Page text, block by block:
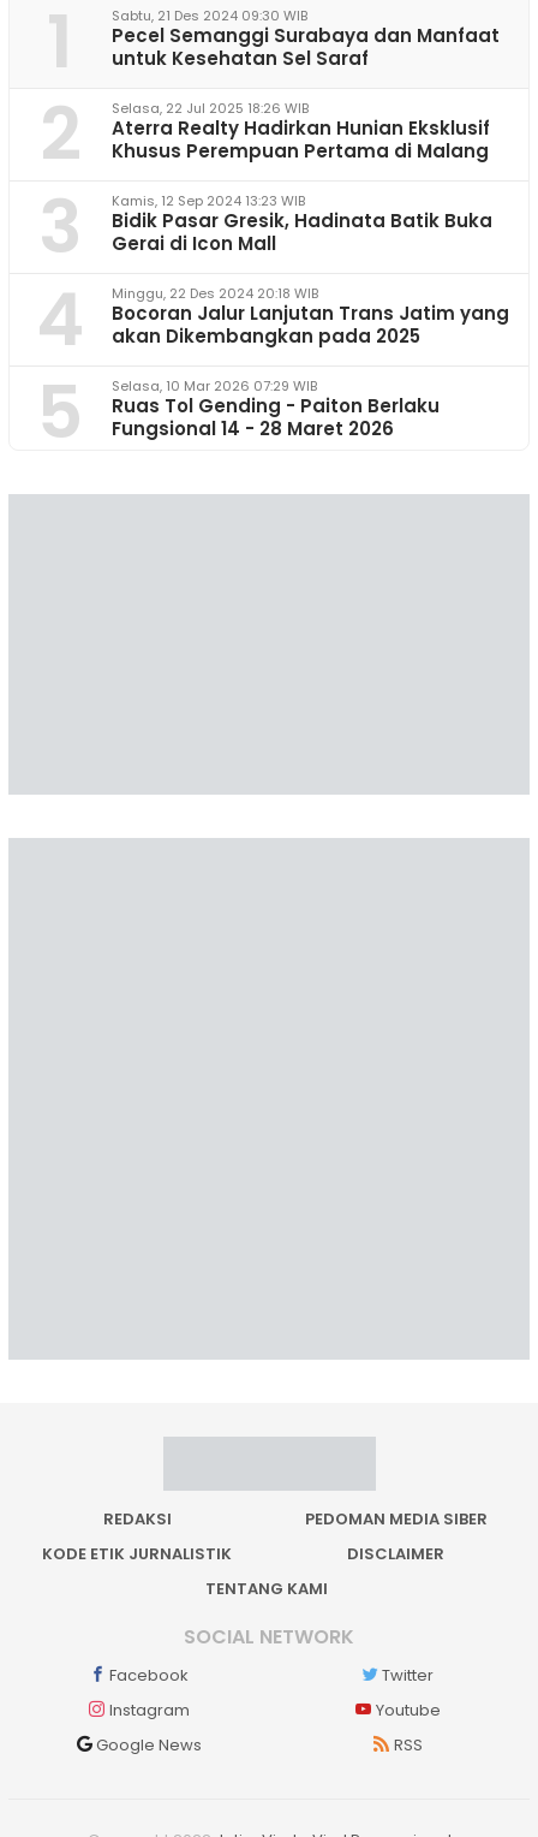
1 Sabtu, 21 Des 2024 09:30 WIB
Pecel Semanggi Surabaya dan Manfaat
untuk Kesehatan Sel Saraf
2 Selasa, 22 Jul 2025 18:26 WIB
Aterra Realty Hadirkan Hunian Eksklusif
Khusus Perempuan Pertama di Malang
3 Kamis, 12 Sep 2024 13:23 WIB
Bidik Pasar Gresik, Hadinata Batik Buka
Gerai di Icon Mall
4 Minggu, 22 Des 2024 20:18 WIB
Bocoran Jalur Lanjutan Trans Jatim yang
akan Dikembangkan pada 2025
5 Selasa, 10 Mar 2026 07:29 WIB
Ruas Tol Gending - Paiton Berlaku
Fungsional 14 - 28 Maret 2026
REDAKSI
PEDOMAN MEDIA SIBER
KODE ETIK JURNALISTIK
DISCLAIMER
TENTANG KAMI
SOCIAL NETWORK
Facebook
Twitter
Instagram
Youtube
Google News
RSS